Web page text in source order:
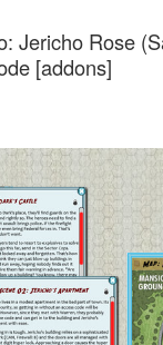
Jericho Rose
[addons]